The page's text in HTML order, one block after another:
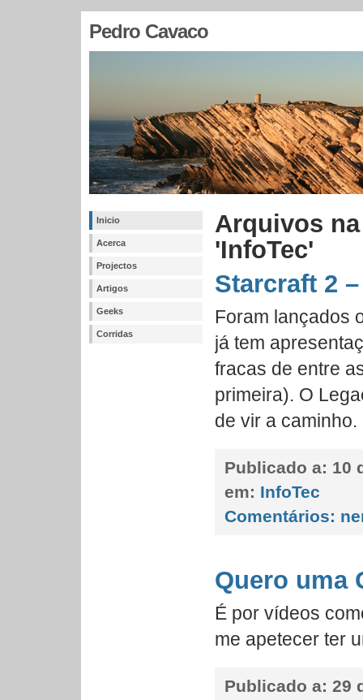
Pedro Cavaco
Inicio
Acerca
Projectos
Artigos
Geeks
Corridas
Arquivos
'InfoTec'
Starcraft 2
Foram lançados
já tem
fracas de entre
primeira). O
de vir a caminho.
Publicado a: 10
em: InfoTec
Comentários:
Quero uma
É por vídeos
me apetecer ter
Publicado a: 29